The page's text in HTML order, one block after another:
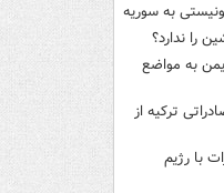
به سوریه
را ندارد؟
به مواضع
ترکیه از
با رژیم